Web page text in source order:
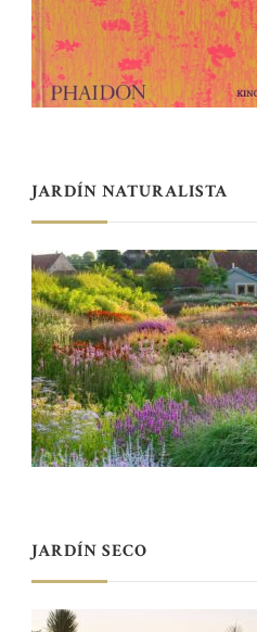
JARDÍN NATURALISTA
JARDÍN SECO